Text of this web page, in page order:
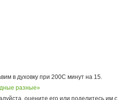
в духовку при 200С минут на 15.
разные»
оцените его или поделитесь им с